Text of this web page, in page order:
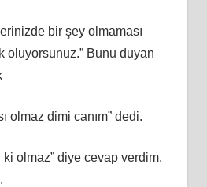
bir şey olmaması
oluyorsunuz.” Bunu duyan
olmaz dimi canım” dedi.
ki olmaz” diye cevap verdim.